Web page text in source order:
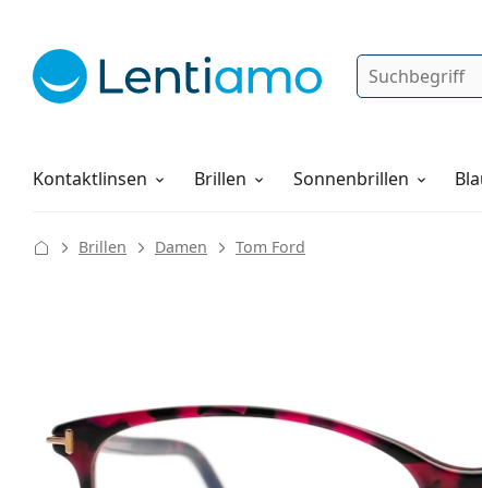
Suche
Kontaktlinsen
Pflegemittel Brillen Sonnenbrillen
Alles über den Einkauf
Brillen Damen Tom Ford